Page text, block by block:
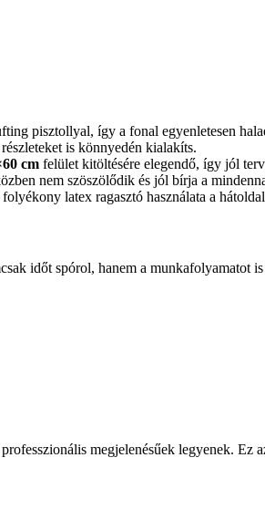
pisztollyal, így a fonal egyenletesen
is könnyedén kialakíts.
cm felület kitöltésére elegendő, így jól
nem szöszölődik és jól bírja a
latex ragasztó használata a
időt spórol, hanem a munkafolyamatot
megjelenésűek legyenek. Ez